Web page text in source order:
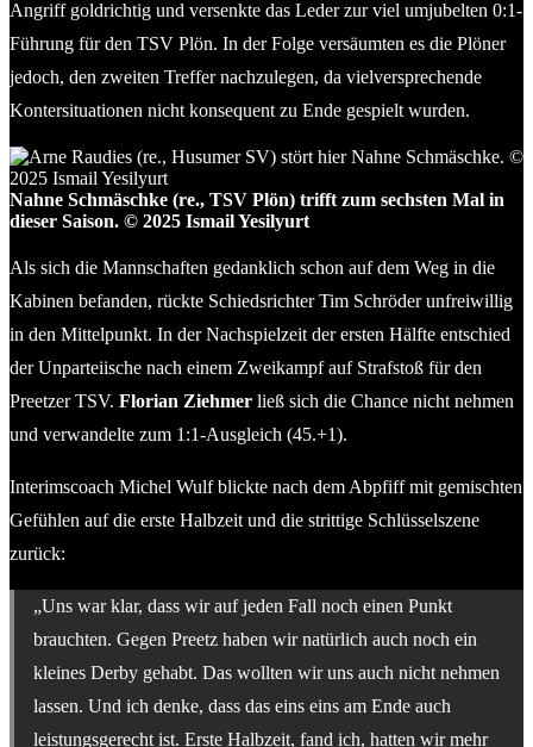
Angriff goldrichtig und versenkte das Leder zur viel umjubelten 0:1-
Führung für den TSV Plön. In der Folge versäumten es die Plöner
jedoch, den zweiten Treffer nachzulegen, da vielversprechende
Kontersituationen nicht konsequent zu Ende gespielt wurden.
Nahne Schmäschke (re., TSV Plön) trifft zum sechsten Mal in
dieser Saison. © 2025 Ismail Yesilyurt
Als sich die Mannschaften gedanklich schon auf dem Weg in die
Kabinen befanden, rückte Schiedsrichter Tim Schröder unfreiwillig
in den Mittelpunkt. In der Nachspielzeit der ersten Hälfte entschied
der Unparteiische nach einem Zweikampf auf Strafstoß für den
Preetzer TSV. Florian Ziehmer ließ sich die Chance nicht nehmen
und verwandelte zum 1:1-Ausgleich (45.+1).
Interimscoach Michel Wulf blickte nach dem Abpfiff mit gemischten
Gefühlen auf die erste Halbzeit und die strittige Schlüsselszene
zurück:
„Uns war klar, dass wir auf jeden Fall noch einen Punkt
brauchten. Gegen Preetz haben wir natürlich auch noch ein
kleines Derby gehabt. Das wollten wir uns auch nicht nehmen
lassen. Und ich denke, dass das eins eins am Ende auch
leistungsgerecht ist. Erste Halbzeit, fand ich, hatten wir mehr